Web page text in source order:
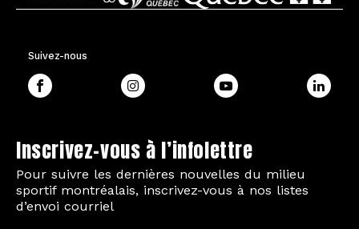
Suivez-nous
Inscrivez-vous à l’infolettre
Pour suivre les dernières nouvelles du milieu
sportif montréalais, inscrivez-vous à nos listes
d’envoi courriel